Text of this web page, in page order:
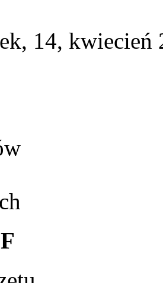
14, kwiecień